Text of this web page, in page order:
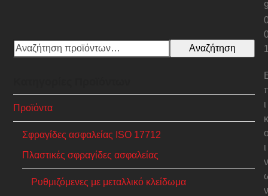
Αναζήτηση
Προϊόντα
Σφραγίδες ασφαλείας ISO 17712
Πλαστικές σφραγίδες ασφαλείας
Ρυθμιζόμενες με μεταλλικό κλείδωμα
ι
κ
ι
ν
ν